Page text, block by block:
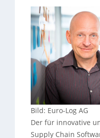
Bild: Euro-Log AG
Der für innovative
Supply Chain